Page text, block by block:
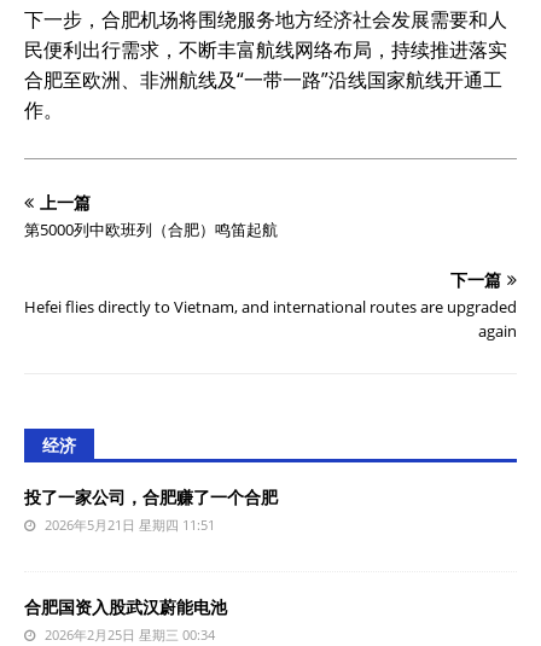
下一步，合肥机场将围绕服务地方经济社会发展需要和人
民便利出行需求，不断丰富航线网络布局，持续推进落实
合肥至欧洲、非洲航线及“一带一路”沿线国家航线开通工
作。
上一篇
第5000列中欧班列（合肥）鸣笛起航
下一篇
Hefei flies directly to Vietnam, and international routes are upgraded
again
经济
投了一家公司，合肥赚了一个合肥
2026年5月21日 星期四 11:51
合肥国资入股武汉蔚能电池
2026年2月25日 星期三 00:34